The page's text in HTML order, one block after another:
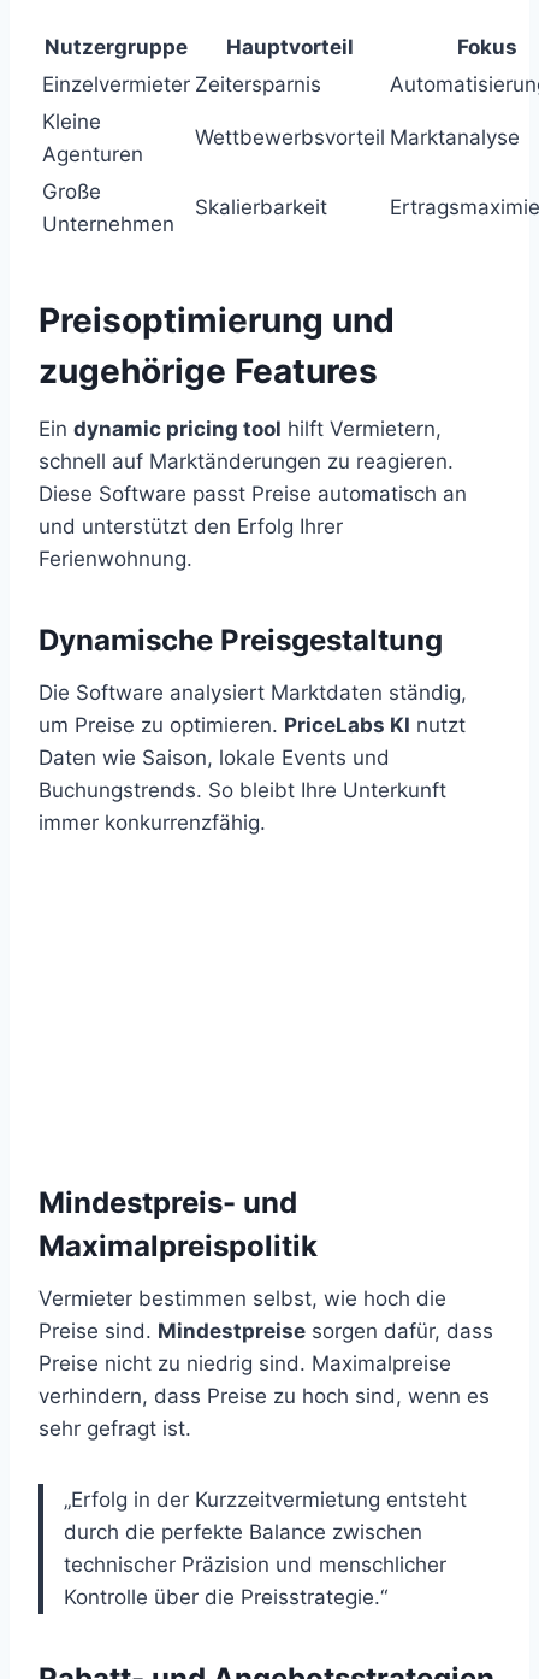
Nutzergruppe Hauptvorteil
Fokus
Einzelvermieter Zeitersparnis
Kleine
Agenturen
Wettbewerbsvorteil Marktanalyse
Große
Unternehmen
Skalierbarkeit
Preisoptimierung und
zugehörige Features
Ein dynamic pricing tool hilft Vermietern,
schnell auf Marktänderungen zu reagieren.
Diese Software passt Preise automatisch an
und unterstützt den Erfolg Ihrer
Ferienwohnung.
Dynamische Preisgestaltung
Die Software analysiert Marktdaten ständig,
um Preise zu optimieren. PriceLabs KI nutzt
Daten wie Saison, lokale Events und
Buchungstrends. So bleibt Ihre Unterkunft
immer konkurrenzfähig.
Mindestpreis- und
Maximalpreispolitik
Vermieter bestimmen selbst, wie hoch die
Preise sind. Mindestpreise sorgen dafür, dass
Preise nicht zu niedrig sind. Maximalpreise
verhindern, dass Preise zu hoch sind, wenn es
sehr gefragt ist.
„Erfolg in der Kurzzeitvermietung entsteht
durch die perfekte Balance zwischen
technischer Präzision und menschlicher
Kontrolle über die Preisstrategie.“